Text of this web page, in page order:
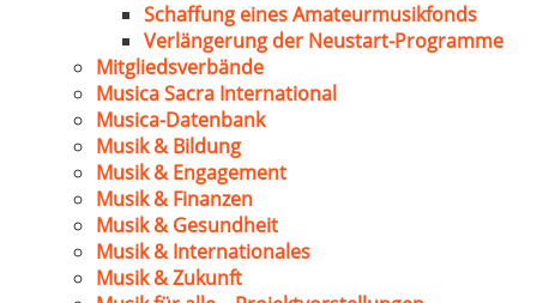
Schaffung eines Amateurmusikfonds
Verlängerung der Neustart-Programme
Mitgliedsverbände
Musica Sacra International
Musica-Datenbank
Musik & Bildung
Musik & Engagement
Musik & Finanzen
Musik & Gesundheit
Musik & Internationales
Musik & Zukunft